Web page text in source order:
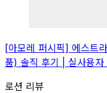
[아모레 퍼시픽] 에스트
품) 솔직 후기 | 실사용자
로션 리뷰